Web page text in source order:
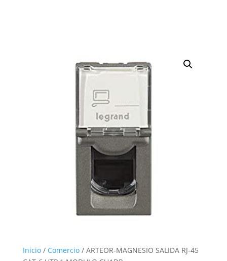
Inicio/ Comercio/ ARTEOR-MAGNESIO SALIDA RJ-45